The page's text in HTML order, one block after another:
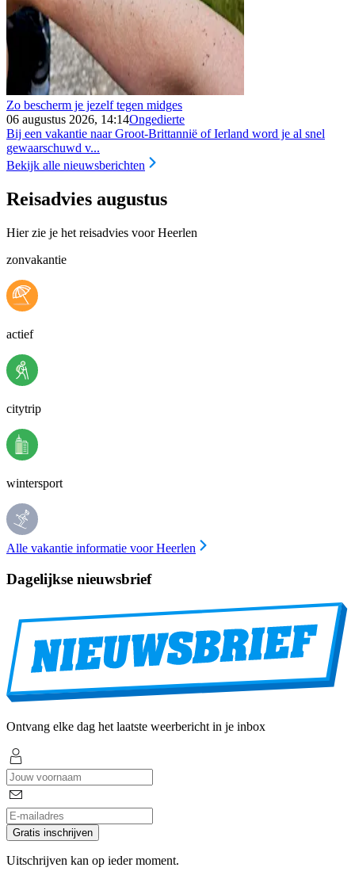
Zo bescherm je jezelf tegen midges
06 augustus 2026, 14:14Ongedierte
Bij een vakantie naar Groot-Brittannië of Ierland word je al snel
gewaarschuwd v...
Bekijk alle nieuwsberichten
Reisadvies augustus
Hier zie je het reisadvies voor Heerlen
zonvakantie
actief
citytrip
wintersport
Alle vakantie informatie voor Heerlen
Dagelijkse nieuwsbrief
Ontvang elke dag het laatste weerbericht in je inbox
Gratis inschrijven
Uitschrijven kan op ieder moment.